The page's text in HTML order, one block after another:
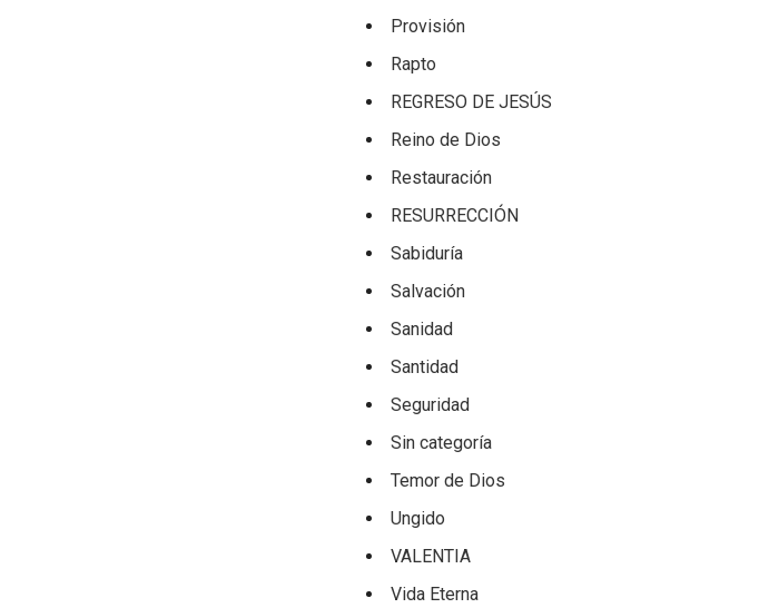
Provisión
Rapto
REGRESO DE JESÚS
Reino de Dios
Restauración
RESURRECCIÓN
Sabiduría
Salvación
Sanidad
Santidad
Seguridad
Sin categoría
Temor de Dios
Ungido
VALENTIA
Vida Eterna